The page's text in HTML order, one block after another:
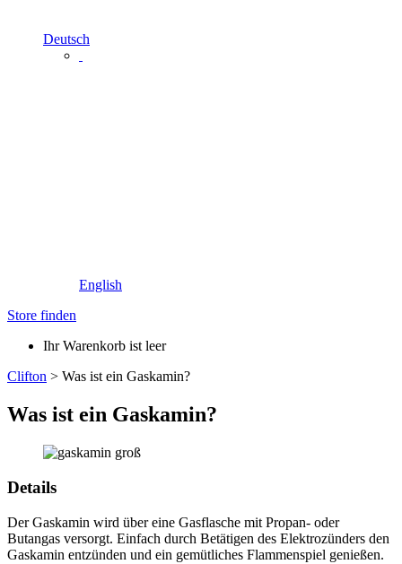
Deutsch
English
Store finden
Ihr Warenkorb ist leer
Clifton > Was ist ein Gaskamin?
Was ist ein Gaskamin?
Details
Der Gaskamin wird über eine Gasflasche mit Propan- oder
Butangas versorgt. Einfach durch Betätigen des Elektrozünders den
Gaskamin entzünden und ein gemütliches Flammenspiel genießen.